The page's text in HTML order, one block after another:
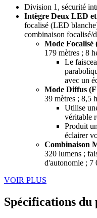
Division 1, sécurité
Intègre Deux LED
focalisé (LED
combinaison focalisé/
Mode Focalisé
179 mètres ; 8
Le
avec un
Mode Diffus
39 mètres ; 8,5
Utilise
véritable
Produit
éclairer
Combinaison
320 lumens ;
d'autonomie ; 7
VOIR PLUS
Spécifications